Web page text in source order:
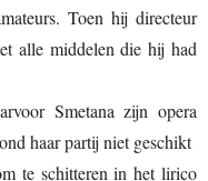
Toen hij directeur
alle middelen die hij had
Smetana zijn opera
haar partij niet geschikt
te schitteren in het lirico